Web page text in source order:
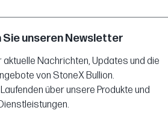
Sie unseren Newsletter
aktuelle Nachrichten, Updates und die
von StoneX Bullion.
über unsere Produkte und